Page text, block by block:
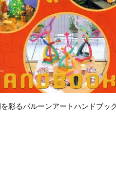
彩るバルーンアートハンドブッ